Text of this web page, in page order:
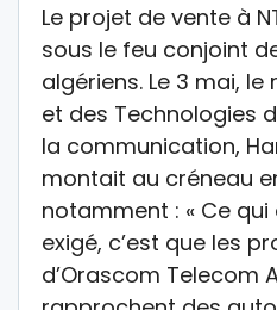
Le projet de vente à
sous le feu conjoint
algériens. Le 3 mai,
et des Technologies
la communication,
montait au créneau
notamment : « Ce
exigé, c’est que les
d’Orascom Telecom